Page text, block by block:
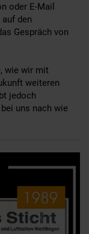
oder E-Mail
den
Gespräch von
wie wir mit
weiteren
jedoch
uns nach wie